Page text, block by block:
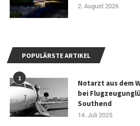
2. August 2026
POPULÄRSTE ARTIKEL
1
Notarzt aus dem
bei
Southend
14. Juli 2025